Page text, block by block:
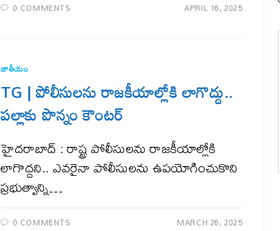
0 COMMENTS APRIL 16, 2025
జాతీయం
TG | పోలీసులను రాజకీయాల్లోకి లాగొద్దు..
పల్లాకు పొన్నం కౌంట‌ర్
హైద‌రాబాద్ : రాష్ట్ర పోలీసులను రాజకీయాల్లోకి
లాగొద్దని.. ఎవరైనా పోలీసులను ఉపయోగించుకొని
ప్రభుత్వాన్ని…
0 COMMENTS MARCH 26, 2025